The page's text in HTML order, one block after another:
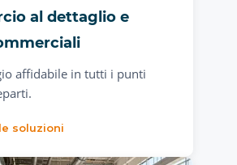
al dettaglio e
affidabile in tutti i punti
soluzioni